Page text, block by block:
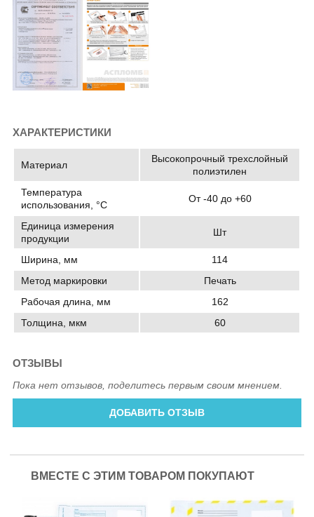
ХАРАКТЕРИСТИКИ
Материал
Высокопрочный трехслойный
полиэтилен
Температура
использования, °C
От -40 до +60
Единица измерения
продукции
Шт
Ширина, мм
114
Метод маркировки
Печать
Рабочая длина, мм
162
Толщина, мкм
60
ОТЗЫВЫ
Пока нет отзывов, поделитесь первым своим мнением.
ДОБАВИТЬ ОТЗЫВ
ВМЕСТЕ С ЭТИМ ТОВАРОМ ПОКУПАЮТ